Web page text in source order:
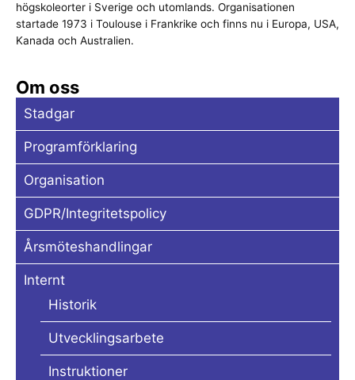
högskoleorter i Sverige och utomlands. Organisationen
startade 1973 i Toulouse i Frankrike och finns nu i Europa, USA,
Kanada och Australien.
Om oss
Stadgar
Programförklaring
Organisation
GDPR/Integritetspolicy
Årsmöteshandlingar
Internt
Historik
Utvecklingsarbete
Instruktioner